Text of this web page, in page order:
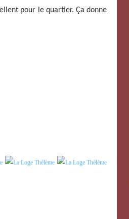
pour le quartier. Ça donne